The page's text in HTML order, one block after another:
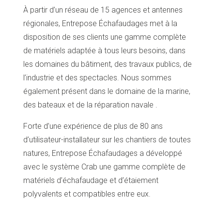
À partir d’un réseau de 15 agences et antennes
régionales, Entrepose Échafaudages met à la
disposition de ses clients une gamme complète
de matériels adaptée à tous leurs besoins, dans
les domaines du bâtiment, des travaux publics, de
l’industrie et des spectacles. Nous sommes
également présent dans le domaine de la marine,
des bateaux et de la réparation navale .
Forte d’une expérience de plus de 80 ans
d’utilisateur-installateur sur les chantiers de toutes
natures, Entrepose Échafaudages a développé
avec le système Crab une gamme complète de
matériels d’échafaudage et d’étaiement
polyvalents et compatibles entre eux.